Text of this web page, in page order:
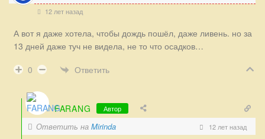
12 лет назад
А вот я даже хотела, чтобы дождь пошёл, даже ливень. но за
13 дней даже туч не видела, не то что осадков…
0
Ответить
FARANG Автор
Ответить на Mirinda 12 лет назад